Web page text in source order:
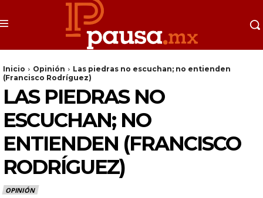
Inicio Opinión
Las piedras no escuchan; no entienden
(Francisco Rodríguez)
LAS PIEDRAS NO
ESCUCHAN; NO
ENTIENDEN (FRANCISCO
RODRÍGUEZ)
OPINIÓN